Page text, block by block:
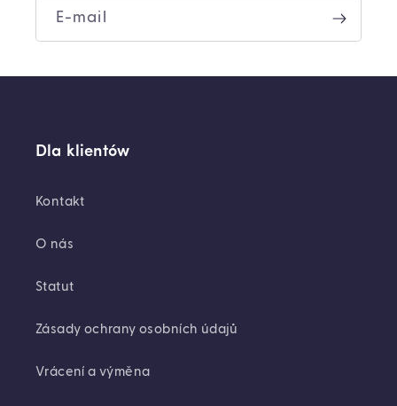
E-mail
Dla klientów
Kontakt
O nás
Statut
Zásady ochrany osobních údajů
Vrácení a výměna